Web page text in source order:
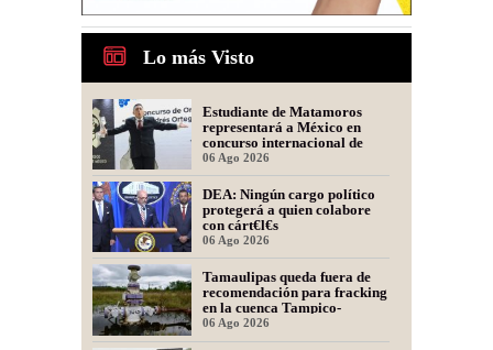
Lo más Visto
Estudiante de Matamoros
representará a México en
concurso internacional de
oratoria en Perú
06 Ago 2026
DEA: Ningún cargo político
protegerá a quien colabore
con cárt€l€s
06 Ago 2026
Tamaulipas queda fuera de
recomendación para fracking
en la cuenca Tampico-
Misantla, informa comité
científico
06 Ago 2026